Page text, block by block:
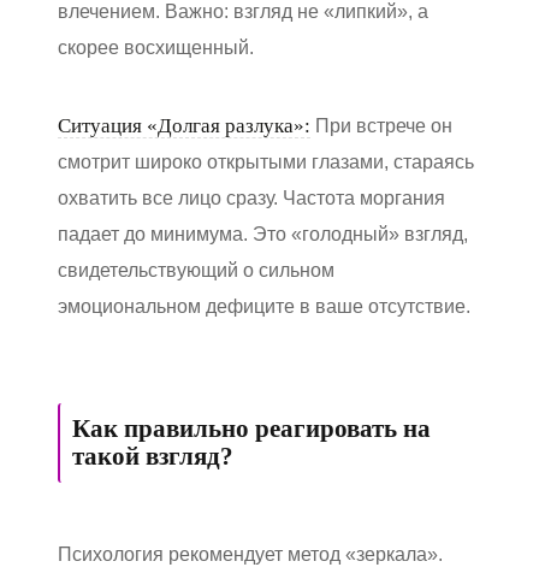
влечением. Важно: взгляд не «липкий», а
скорее восхищенный.
Ситуация «Долгая разлука»: При встрече он
смотрит широко открытыми глазами, стараясь
охватить все лицо сразу. Частота моргания
падает до минимума. Это «голодный» взгляд,
свидетельствующий о сильном
эмоциональном дефиците в ваше отсутствие.
Как правильно реагировать на
такой взгляд?
Психология рекомендует метод «зеркала».